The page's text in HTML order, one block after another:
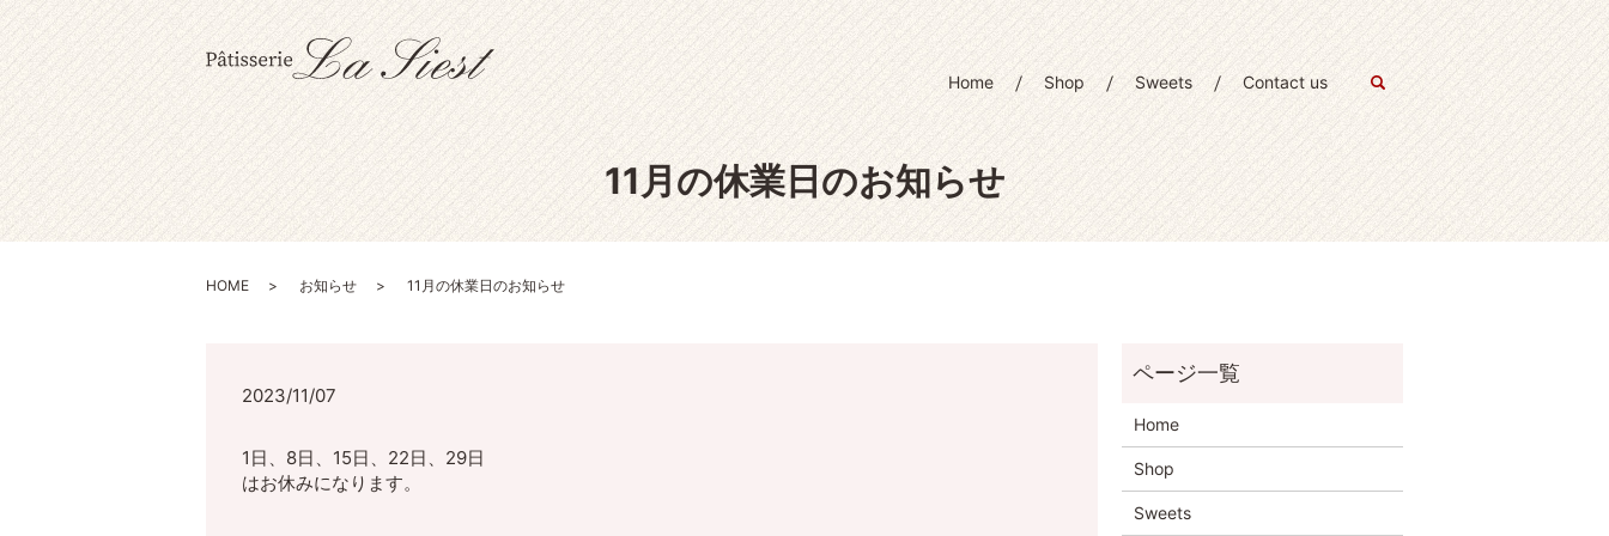
Home Shop Sweets Contact us search
11月の休業日のお知らせ
HOME お知らせ 11月の休業日のお知らせ
2023/11/07
1日、8日、15日、22日、29日
はお休みになります。
Home
Shop
Sweets